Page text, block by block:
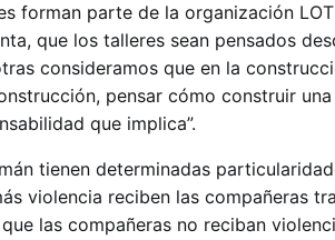
forman parte de la organización
que los talleres sean pensados
consideramos que en la
pensar cómo construir
que implica”.
tienen determinadas
violencia reciben las compañeras
las compañeras no reciban